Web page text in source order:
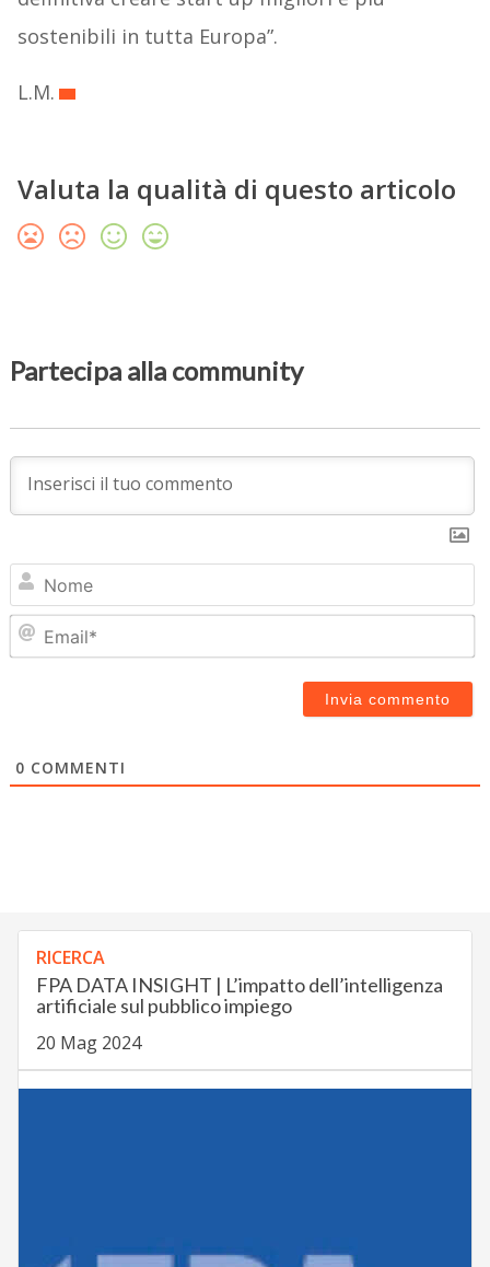
sostenibili in tutta Europa”.
L.M.
Valuta la qualità di questo articolo
Partecipa alla community
0 COMMENTI
RICERCA
FPA DATA INSIGHT | L’impatto dell’intelligenza
artificiale sul pubblico impiego
20 Mag 2024